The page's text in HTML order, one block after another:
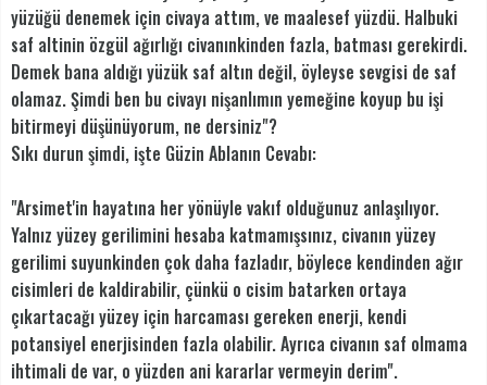
yüzüğü denemek için civaya attım, ve maalesef yüzdü. Halbuki
saf altinin özgül ağırlığı civanınkinden fazla, batması gerekirdi.
Demek bana aldığı yüzük saf altın değil, öyleyse sevgisi de saf
olamaz. Şimdi ben bu civayı nişanlımın yemeğine koyup bu işi
bitirmeyi düşünüyorum, ne dersiniz"?
Sıkı durun şimdi, işte Güzin Ablanın Cevabı:
"Arsimet'in hayatına her yönüyle vakıf olduğunuz anlaşılıyor.
Yalnız yüzey gerilimini hesaba katmamışsınız, civanın yüzey
gerilimi suyunkinden çok daha fazladır, böylece kendinden ağır
cisimleri de kaldirabilir, çünkü o cisim batarken ortaya
çıkartacağı yüzey için harcaması gereken enerji, kendi
potansiyel enerjisinden fazla olabilir. Ayrıca civanın saf olmama
ihtimali de var, o yüzden ani kararlar vermeyin derim".